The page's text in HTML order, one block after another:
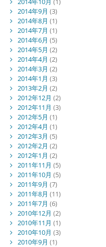
2014年9月 (3)
2014年8月 (1)
2014年7月 (1)
2014年6月 (5)
2014年5月 (2)
2014年4月 (2)
2014年3月 (2)
2014年1月 (3)
2013年2月 (2)
2012年12月 (2)
2012年11月 (3)
2012年5月 (1)
2012年4月 (1)
2012年3月 (5)
2012年2月 (2)
2012年1月 (2)
2011年11月 (5)
2011年10月 (5)
2011年9月 (7)
2011年8月 (11)
2011年7月 (6)
2010年12月 (2)
2010年11月 (1)
2010年10月 (3)
2010年9月 (1)